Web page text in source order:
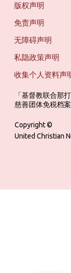
版权声明
免责声明
无障碍声明
私隐政策声明
收集个人资料声
「基督教联合那
慈善团体免税档
Copyright ©
United Christian